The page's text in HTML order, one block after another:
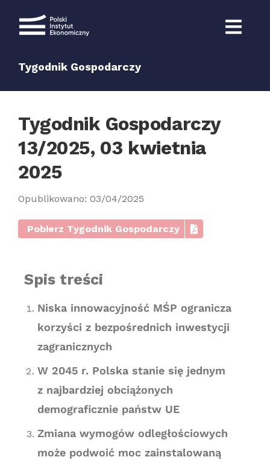
Tygodnik Gospodarczy
Tygodnik Gospodarczy
13/2025, 03 kwietnia
2025
Opublikowano: 03/04/2025
Pobierz Tygodnik Gospodarczy
Spis treści
Niska innowacyjność MŚP ogranicza
korzyści z bezpośrednich inwestycji
zagranicznych
W 2045 r. Polska stanie się jednym
z najbardziej obciążonych
demograficznie państw UE
Zmiana wymogów odległościowych
może podwoić moc zainstalowaną